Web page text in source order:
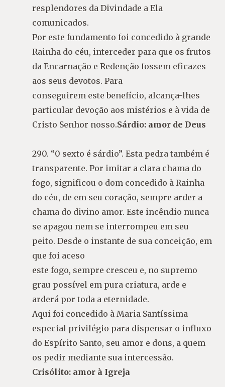
resplendores da Divindade a Ela
comunicados.
Por este fundamento foi concedido à grande
Rainha do céu, interceder para que os frutos
da Encarnação e Redenção fossem eficazes
aos seus devotos. Para
conseguirem este benefício, alcança-lhes
particular devoção aos mistérios e à vida de
Cristo Senhor nosso.Sárdio: amor de Deus
290. “0 sexto é sárdio”. Esta pedra também é
transparente. Por imitar a clara chama do
fogo, significou o dom concedido à Rainha
do céu, de em seu coração, sempre arder a
chama do divino amor. Este incêndio nunca
se apagou nem se interrompeu em seu
peito. Desde o instante de sua conceição, em
que foi aceso
este fogo, sempre cresceu e, no supremo
grau possível em pura criatura, arde e
arderá por toda a eternidade.
Aqui foi concedido à Maria Santíssima
especial privilégio para dispensar o influxo
do Espírito Santo, seu amor e dons, a quem
os pedir mediante sua intercessão.
Crisólito: amor à Igreja